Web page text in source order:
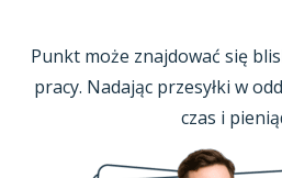
Punkt może znajdować się
pracy. Nadając przesyłki w
czas i